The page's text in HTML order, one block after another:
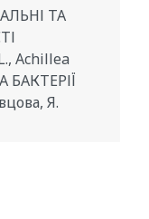
ТА
Achillea
БАКТЕРІЇ
Я.